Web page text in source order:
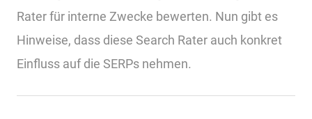
Rater für interne Zwecke bewerten. Nun gibt es
Hinweise, dass diese Search Rater auch konkret
Einfluss auf die SERPs nehmen.